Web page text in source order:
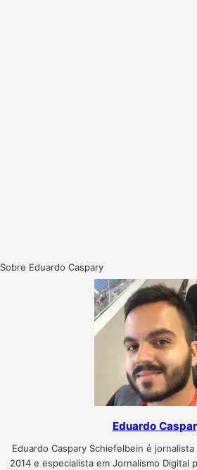
Sobre Eduardo Caspary
Eduardo
Eduardo Caspary Schiefelbein é jornalista
2014 e especialista em Jornalismo Digital